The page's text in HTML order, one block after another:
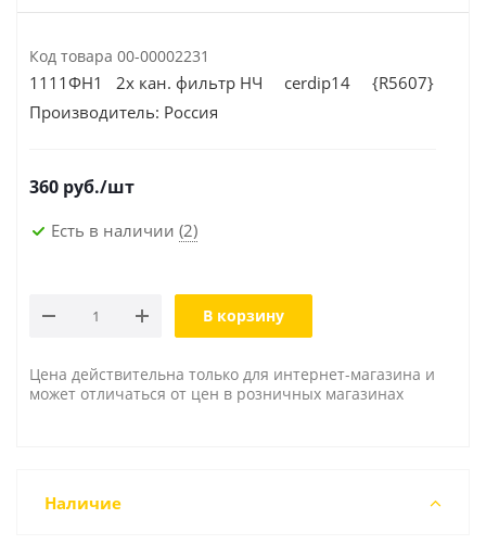
Код товара 00-00002231
1111ФН1 2х кан. фильтр НЧ cerdip14 {R5607}
Производитель: Россия
360 руб./шт
Есть в наличии (2)
В корзину
Цена действительна только для интернет-магазина и
может отличаться от цен в розничных магазинах
Наличие